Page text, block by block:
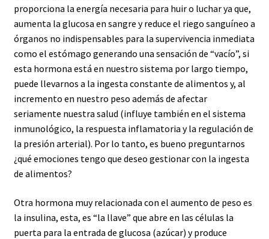
proporciona la energía necesaria para huir o luchar ya que,
aumenta la glucosa en sangre y reduce el riego sanguíneo a
órganos no indispensables para la supervivencia inmediata
como el estómago generando una sensación de “vacío”, si
esta hormona está en nuestro sistema por largo tiempo,
puede llevarnos a la ingesta constante de alimentos y, al
incremento en nuestro peso además de afectar
seriamente nuestra salud (influye también en el sistema
inmunológico, la respuesta inflamatoria y la regulación de
la presión arterial). Por lo tanto, es bueno preguntarnos
¿qué emociones tengo que deseo gestionar con la ingesta
de alimentos?
Otra hormona muy relacionada con el aumento de peso es
la insulina, esta, es “la llave” que abre en las células la
puerta para la entrada de glucosa (azúcar) y produce